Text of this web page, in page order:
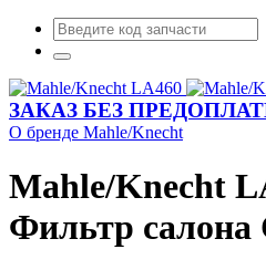
ЗАКАЗ БЕЗ
О бренде Mahle/Knecht
Mahle/Knecht
Фильтр салона